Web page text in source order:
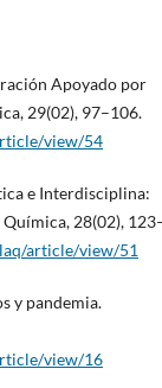
Apoyado por
29(02), 97–106.
view/54
e Interdisciplina:
28(02),
article/view/51
y pandemia.
view/16